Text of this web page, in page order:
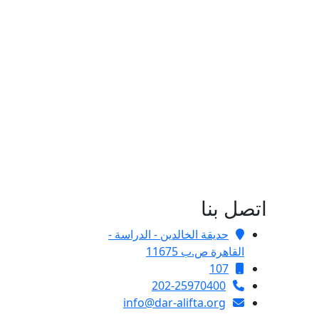
اتصل بنا
حديقة الخالدين - الدراسة -
القاهرة ص.ب 11675
107
202-25970400
info@dar-alifta.org